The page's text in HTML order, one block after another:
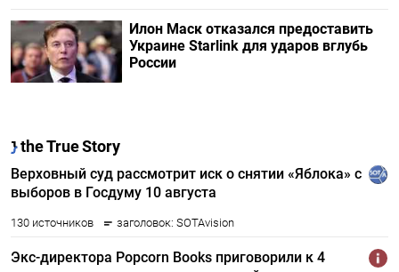
Илон Маск отказался предоставить
Украине Starlink для ударов вглубь
России